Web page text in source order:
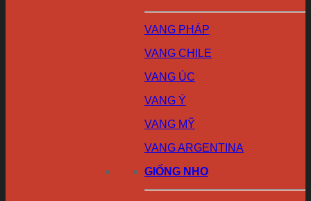
VANG PHÁP
VANG CHILE
VANG ÚC
VANG Ý
VANG MỸ
VANG ARGENTINA
GIỐNG NHO